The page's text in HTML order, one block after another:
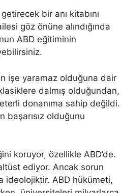
bir anı kitabını
göz önüne alındığında
ABD eğitiminin
işe yaramaz olduğuna dair
dalmış olduğundan,
donanıma sahip değildi.
başarısız olduğunu
koruyor, özellikle ABD’de.
ediyor. Ancak sorun
ideolojiktir. ABD hükümeti,